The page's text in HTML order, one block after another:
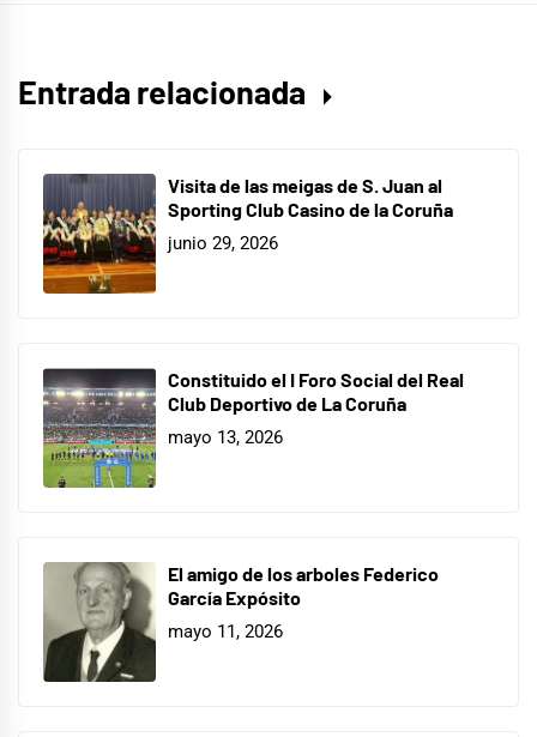
Entrada relacionada
Visita de las meigas de S. Juan al
Sporting Club Casino de la Coruña
junio 29, 2026
Constituido el I Foro Social del Real
Club Deportivo de La Coruña
mayo 13, 2026
El amigo de los arboles Federico
García Expósito
mayo 11, 2026